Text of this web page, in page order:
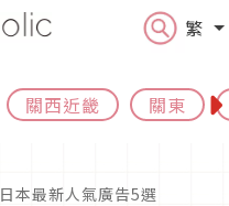
繁
關西近畿 關東
本最新人氣廣告5選